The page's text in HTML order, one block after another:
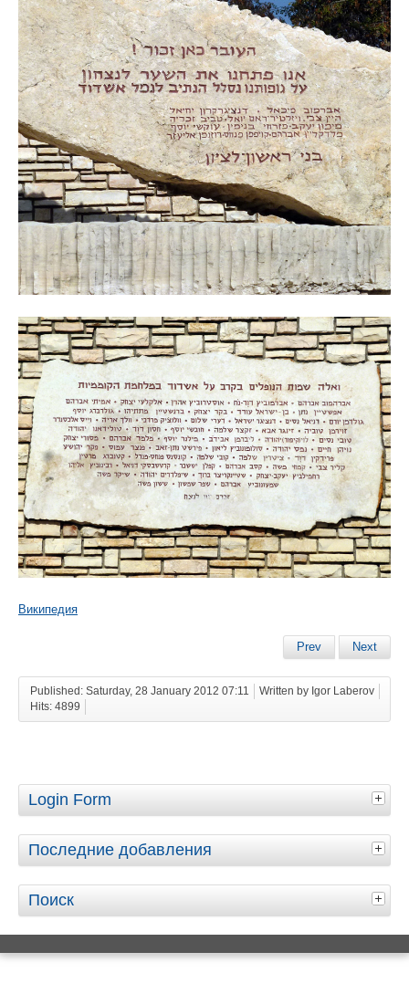
Википедия
Prev Next
Published: Saturday, 28 January 2012 07:11
Written by Igor Laberov
Hits: 4899
Login Form
Последние добавления
Поиск